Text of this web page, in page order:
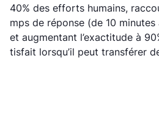
40% des efforts humains,
mps de réponse (de 10
et augmentant l’exactitude à
tisfait lorsqu’il peut transférer